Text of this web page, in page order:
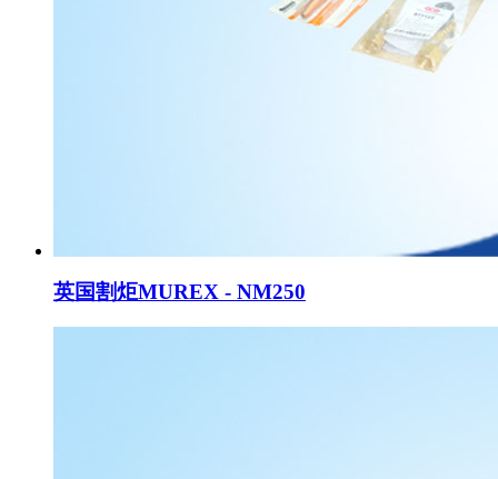
英国割炬MUREX - NM250